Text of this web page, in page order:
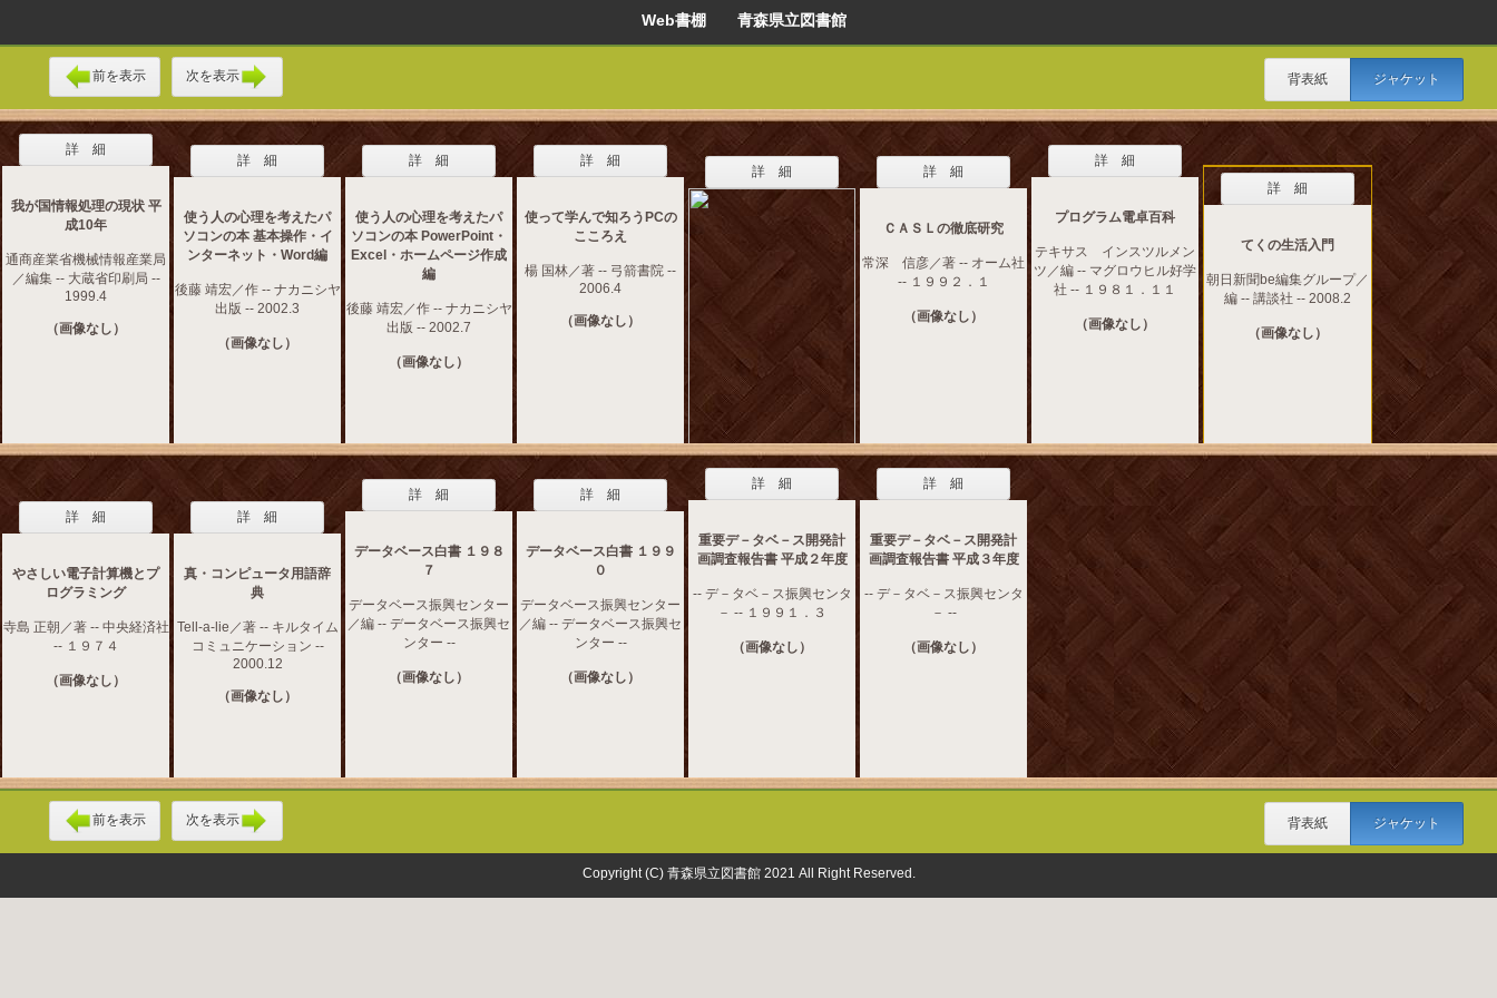
Web書棚 青森県立図書館
前を表示 次を表示 背表紙 ジャケット
詳 細
我が国情報処理の現状 平
成10年
通商産業省機械情報産業局
／編集 -- 大蔵省印刷局 --
1999.4
（画像なし）
詳 細
使う人の心理を考えたパ
ソコンの本 基本操作・イ
ンターネット・Word編
後藤 靖宏／作 -- ナカニシヤ
出版 -- 2002.3
（画像なし）
詳 細
使う人の心理を考えたパ
ソコンの本 PowerPoint・
Excel・ホームページ作成
編
後藤 靖宏／作 -- ナカニシヤ
出版 -- 2002.7
（画像なし）
詳 細
使って学んで知ろうPCの
こころえ
楊 国林／著 -- 弓箭書院 --
2006.4
（画像なし）
詳 細 詳 細
ＣＡＳＬの徹底研究
常深 信彦／著 -- オーム社
-- １９９２．１
（画像なし）
詳 細
プログラム電卓百科
テキサス インスツルメン
ツ／編 -- マグロウヒル好学
社 -- １９８１．１１
（画像なし）
詳 細
てくの生活入門
朝日新聞be編集グループ／
編 -- 講談社 -- 2008.2
（画像なし）
詳 細
やさしい電子計算機とプ
ログラミング
寺島 正朝／著 -- 中央経済社
-- １９７４
（画像なし）
詳 細
真・コンピュータ用語辞
典
Tell‐a‐lie／著 -- キルタイム
コミュニケーション --
2000.12
（画像なし）
詳 細
データベース白書 １９８
７
データベース振興センター
／編 -- データベース振興セ
ンター --
（画像なし）
詳 細
データベース白書 １９９
０
データベース振興センター
／編 -- データベース振興セ
ンター --
（画像なし）
詳 細
重要デ－タベ－ス開発計
画調査報告書 平成２年度
-- デ－タベ－ス振興センタ
－ -- １９９１．３
（画像なし）
詳 細
重要デ－タベ－ス開発計
画調査報告書 平成３年度
-- デ－タベ－ス振興センタ
－ --
（画像なし）
前を表示 次を表示 背表紙 ジャケット
Copyright (C) 青森県立図書館 2021 All Right Reserved.